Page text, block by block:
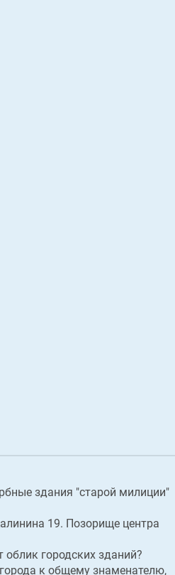
здания "старой милиции"
19. Позорище центра
городских зданий?
к общему знаменателю,